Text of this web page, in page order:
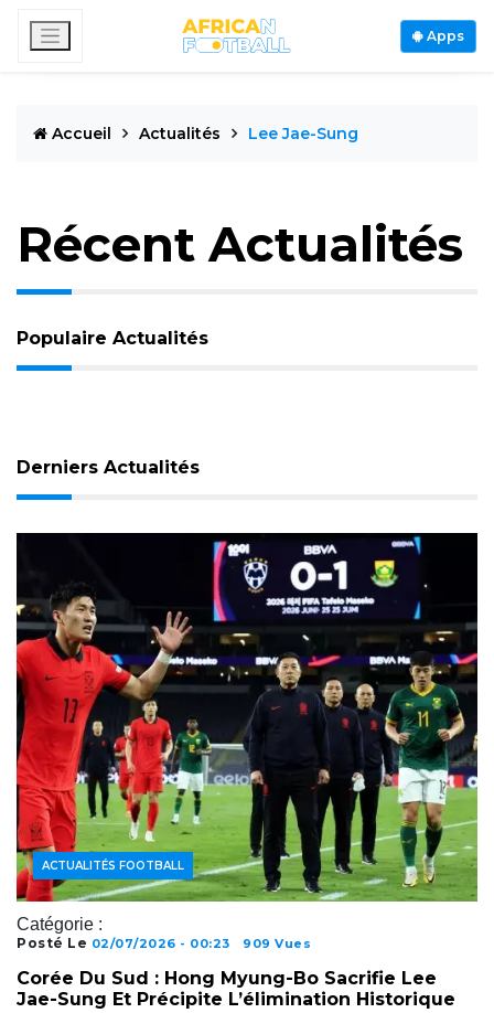
Apps
Accueil Actualités Lee Jae-Sung
Récent Actualités
Populaire Actualités
Derniers Actualités
Catégorie :
ACTUALITÉS FOOTBALL
Posté Le 02/07/2026 - 00:23 909 Vues
Corée Du Sud : Hong Myung-Bo Sacrifie Lee
Jae-Sung Et Précipite L’élimination Historique